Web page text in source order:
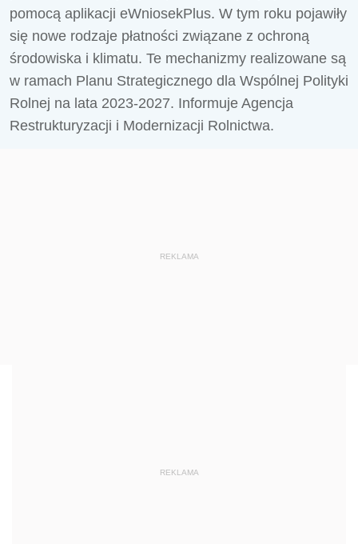
pomocą aplikacji eWniosekPlus. W tym roku pojawiły
się nowe rodzaje płatności związane z ochroną
środowiska i klimatu. Te mechanizmy realizowane są
w ramach Planu Strategicznego dla Wspólnej Polityki
Rolnej na lata 2023-2027. Informuje Agencja
Restrukturyzacji i Modernizacji Rolnictwa.
REKLAMA
REKLAMA